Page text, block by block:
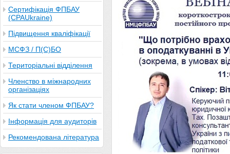
Сертифікація ФПБАУ
(CPAUkraine)
Підвищення кваліфікації
МСФЗ / П(С)БО
Територіальні відділення
Членство в міжнародних
організаціях
Як стати членом ФПБАУ?
Інформація для аудиторів
Рекомендована література